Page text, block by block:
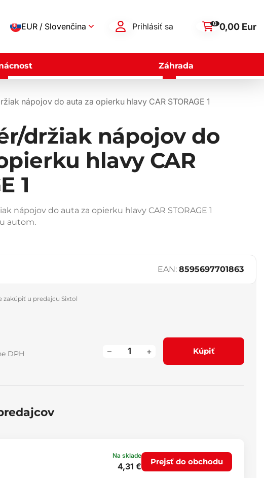
EUR / Slovenčina Prihlásiť sa 0 0,00 Eur
Záhrada
nápojov do auta za opierku hlavy CAR STORAGE 1
držiak nápojov do
hlavy CAR
1
nápojov do auta za opierku hlavy CAR STORAGE 1
autom.
EAN: 8595697701863
zakúpiť u predajcu Sixtol
DPH +
– Kúpiť
Na sklade
4,31 € Prejsť do obchodu